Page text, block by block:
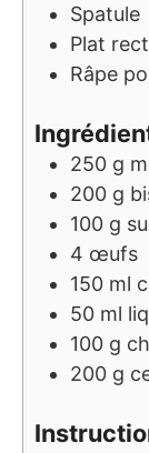
Spatule
Plat
Râpe
250 g
200 g
100 g
4 œufs
150 ml
50 ml
100 g
200 g